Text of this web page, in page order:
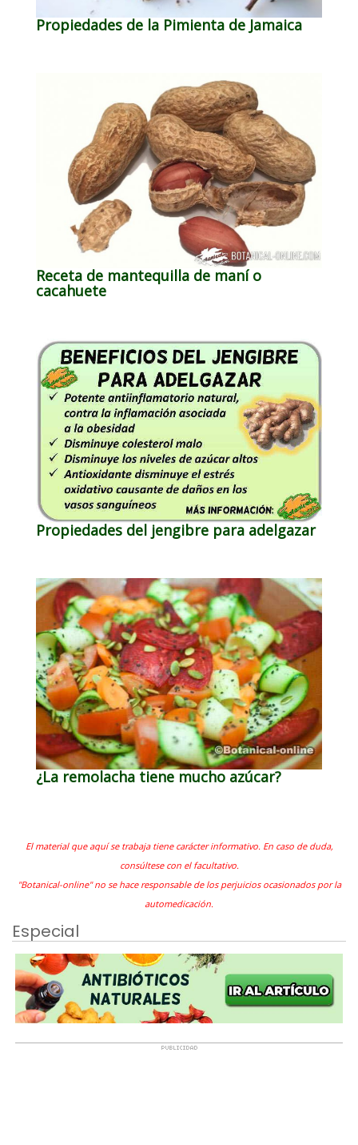
Propiedades de la Pimienta de Jamaica
Receta de mantequilla de maní o
cacahuete
Propiedades del jengibre para adelgazar
¿La remolacha tiene mucho azúcar?
El material que aquí se trabaja tiene carácter informativo. En caso de duda,
consúltese con el facultativo.
"Botanical-online" no se hace responsable de los perjuicios ocasionados por la
automedicación.
Especial